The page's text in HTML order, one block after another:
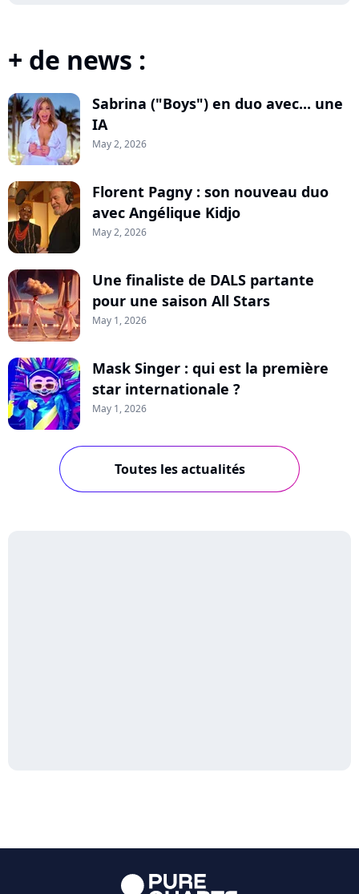
+ de news :
Sabrina ("Boys") en duo avec... une
IA
May 2, 2026
Florent Pagny : son nouveau duo
avec Angélique Kidjo
May 2, 2026
Une finaliste de DALS partante
pour une saison All Stars
May 1, 2026
Mask Singer : qui est la première
star internationale ?
May 1, 2026
Toutes les actualités